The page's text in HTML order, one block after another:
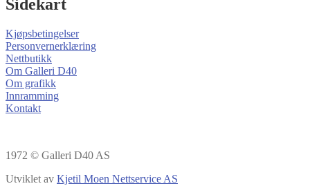
Sidekart
Kjøpsbetingelser
Personvernerklæring
Nettbutikk
Om Galleri D40
Om grafikk
Innramming
Kontakt
1972 © Galleri D40 AS
Utviklet av Kjetil Moen Nettservice AS